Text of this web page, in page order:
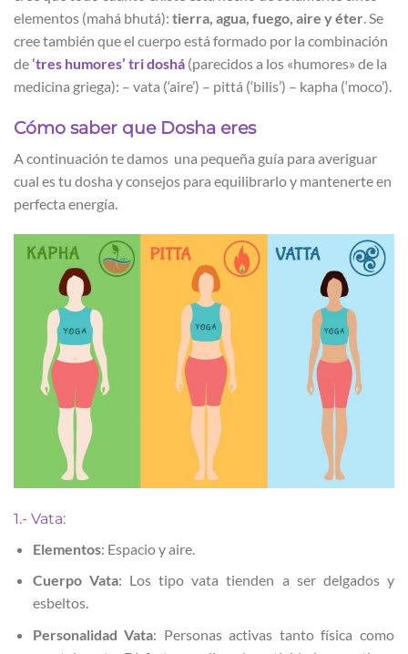
elementos (mahá bhutá): tierra, agua, fuego, aire y éter. Se
cree también que el cuerpo está formado por la combinación
de‘tres humores’ tri doshá (parecidos a los «humores» de la
medicina griega): – vata (‘aire’) – pittá (‘bilis’) – kapha (‘moco’).
Cómo saber que Dosha eres
A continuación te damos una pequeña guía para averiguar
cual es tu dosha y consejos para equilibrarlo y mantenerte en
perfecta energía.
1.- Vata:
Elementos: Espacio y aire.
Cuerpo Vata: Los tipo vata tienden a ser delgados y
esbeltos.
Personalidad Vata: Personas activas tanto física como